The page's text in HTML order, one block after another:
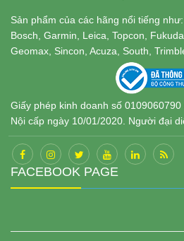
Sản phẩm của các hãng nổi tiếng như:
Bosch, Garmin, Leica, Topcon,
Geomax, Sincon, Acuza, South,
Giấy phép kinh doanh số
Nội cấp ngày 10/01/2020. Người đại
FACEBOOK PAGE